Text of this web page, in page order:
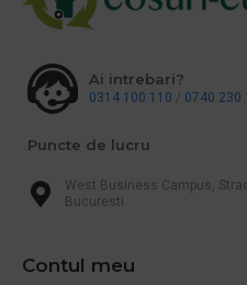
Ai intrebari?
0314 100 110 / 0740 230
Puncte de lucru
West Business Campus,
Bucuresti
Contul meu